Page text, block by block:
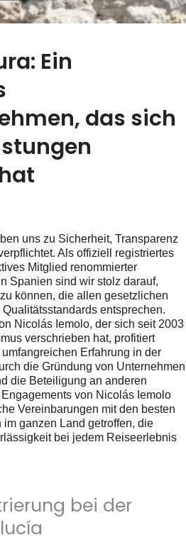
Ein
das sich
uns zu Sicherheit, Transparenz
Als offiziell registriertes
Mitglied renommierter
Spanien sind wir stolz darauf,
können, die allen gesetzlichen
entsprechen.
Nicolás Iemolo, der sich seit 2003
verschrieben hat, profitiert
Erfahrung in der
die Gründung von Unternehmen
die Beteiligung an anderen
von Nicolás Iemolo
Vereinbarungen mit den besten
ganzen Land getroffen, die
bei jedem Reiseerlebnis
bei der